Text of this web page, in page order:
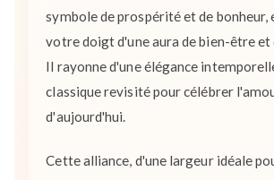
symbole de prospérité et de bonheur,
votre doigt d'une aura de bien-être et
Il rayonne d'une élégance
classique revisité pour célébrer
d'aujourd'hui.
Cette alliance, d'une largeur idéale